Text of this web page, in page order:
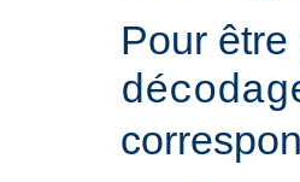
Pour